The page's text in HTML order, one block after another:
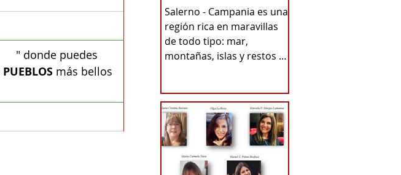
" donde puedes
PUEBLOS más bellos
CAMPAN -
PUEBLOS
ITALIANOS -
RAÍCES
Salerno - Campania es una
región rica en maravillas
de todo tipo: mar,
montañas, islas y restos de